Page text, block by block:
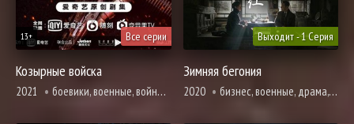
Все серии
13+
Козырные войска
2021 боевики, военные, война, дружба, драма, история
Выходит - 1 Серия
Зимняя бегония
2020 бизнес, военные, драма, история, мелодрама, музыкальные, броманс, адаптация новел, романтика